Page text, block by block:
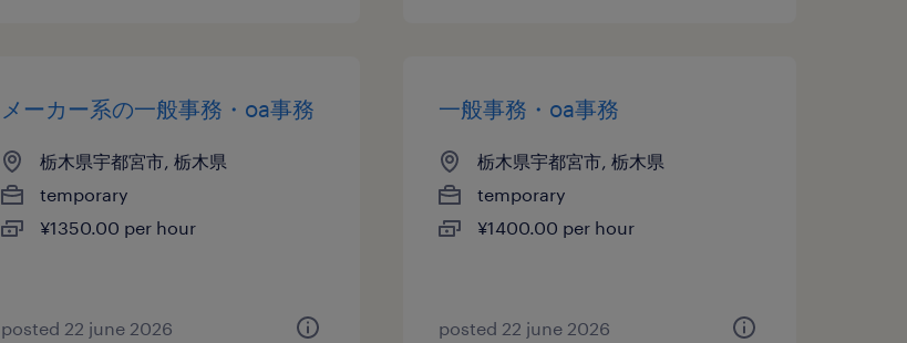
メーカー系の一般事務・oa事務
栃木県宇都宮市, 栃木県
temporary
¥1350.00 per hour
posted 22 june 2026
一般事務・oa事務
栃木県宇都宮市, 栃木県
temporary
¥1400.00 per hour
posted 22 june 2026